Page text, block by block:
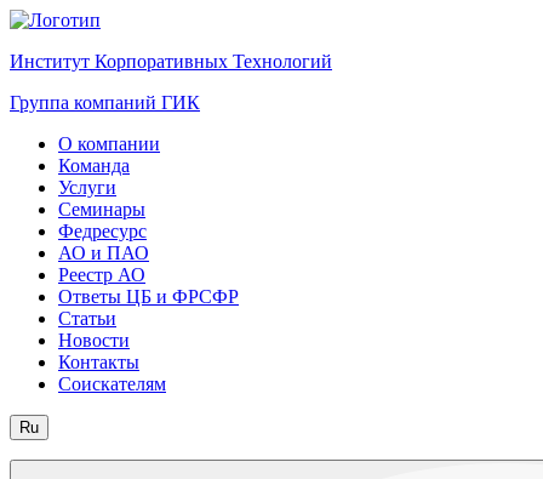
Институт Корпоративных Технологий
Группа компаний ГИК
О компании
Команда
Услуги
Семинары
Федресурс
АО и ПАО
Реестр АО
Ответы ЦБ и ФРСФР
Статьи
Новости
Контакты
Соискателям
Ru